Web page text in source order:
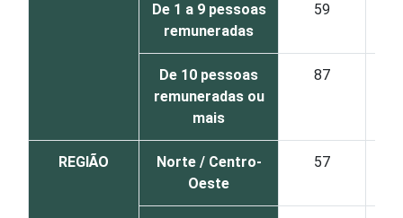
De 1 a 9 pessoas
remuneradas
59
De 10 pessoas
remuneradas ou
mais
87
REGIÃO
Norte / Centro-
Oeste
57